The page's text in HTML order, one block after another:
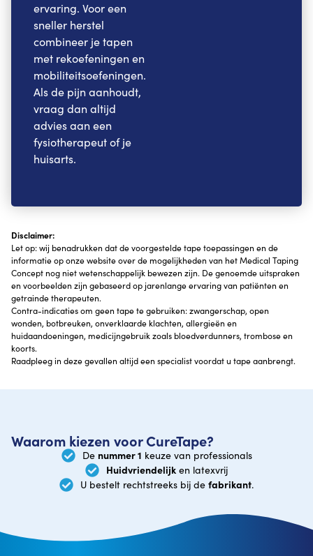
ervaring. Voor een
sneller herstel
combineer je tapen
met rekoefeningen en
mobiliteitsoefeningen.
Als de pijn aanhoudt,
vraag dan altijd
advies aan een
fysiotherapeut of je
huisarts.
Disclaimer:
Let op: wij benadrukken dat de voorgestelde tape toepassingen en de
informatie op onze website over de mogelijkheden van het Medical Taping
Concept nog niet wetenschappelijk bewezen zijn. De genoemde uitspraken
en voorbeelden zijn gebaseerd op jarenlange ervaring van patiënten en
getrainde therapeuten.
Contra-indicaties om geen tape te gebruiken: zwangerschap, open
wonden, botbreuken, onverklaarde klachten, allergieën en
huidaandoeningen, medicijngebruik zoals bloedverdunners, trombose en
koorts.
Raadpleeg in deze gevallen altijd een specialist voordat u tape aanbrengt.
Waarom kiezen voor CureTape?
De nummer 1 keuze van professionals
Huidvriendelijk en latexvrij
U bestelt rechtstreeks bij de fabrikant.